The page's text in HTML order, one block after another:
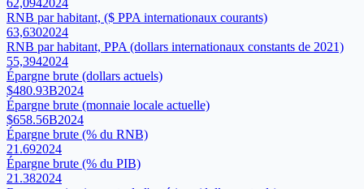
RNB par habitant, ($ PPA internationaux courants)
63,6302024
RNB par habitant, PPA (dollars internationaux constants de 2021)
55,3942024
Épargne brute (dollars actuels)
$480.93B2024
Épargne brute (monnaie locale actuelle)
$658.56B2024
Épargne brute (% du RNB)
21.692024
Épargne brute (% du PIB)
21.382024